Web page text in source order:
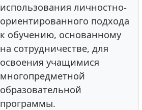
использования личностно-
ориентированного подхода
к обучению, основанному
на сотрудничестве, для
освоения учащимися
многопредметной
образовательной
программы.